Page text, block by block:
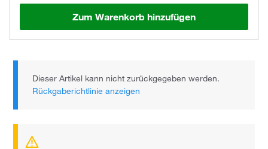
Zum Warenkorb hinzufügen
Dieser Artikel kann nicht zurückgegeben werden.
Rückgaberichtlinie anzeigen